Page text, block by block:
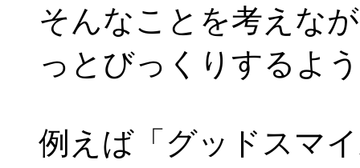
そんなことを考えな
っとびっくりするよ
例えば「グッドスマ